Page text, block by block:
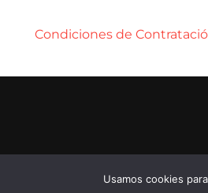
Condiciones de
Usamos cookies